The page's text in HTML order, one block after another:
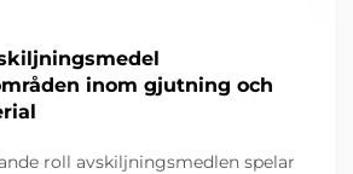
inom gjutning och
roll avskiljningsmedlen spelar